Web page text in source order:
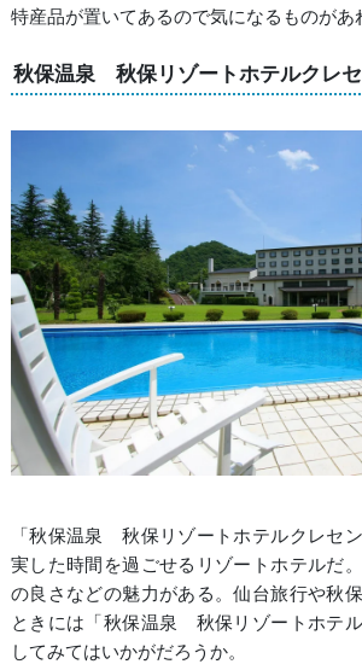
特産品が置いてあるので気になるものがあ
秋保温泉 秋保リゾートホテルクレ
「秋保温泉 秋保リゾートホテルクレセ
実した時間を過ごせるリゾートホテルだ
の良さなどの魅力がある。仙台旅行や秋
ときには「秋保温泉 秋保リゾートホテ
してみてはいかがだろうか。